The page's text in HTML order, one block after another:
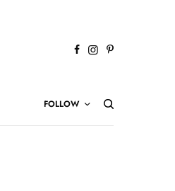
FOLLOW